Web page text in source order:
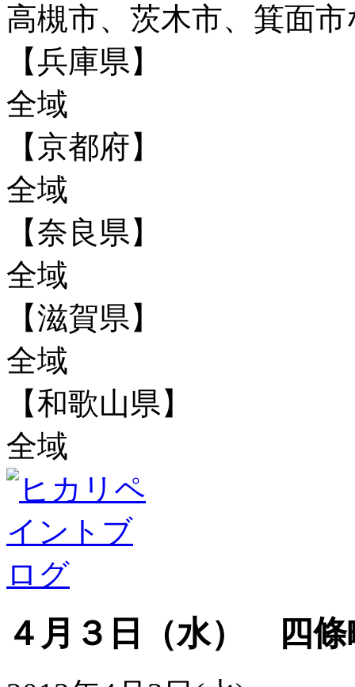
高槻市、茨木市、箕面
【兵庫県】
全域
【京都府】
全域
【奈良県】
全域
【滋賀県】
全域
【和歌山県】
全域
４月３日（水） 四條